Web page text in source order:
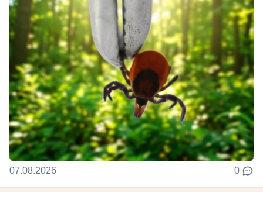
07.08.2026 0